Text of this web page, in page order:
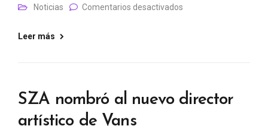
Noticias
Comentarios desactivados
Leer más
SZA nombró al nuevo director
artístico de Vans